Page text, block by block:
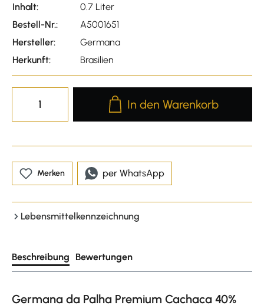
Inhalt:
0.7 Liter
Bestell-Nr.:
A5001651
Hersteller:
Germana
Herkunft:
Brasilien
Produkt Anzahl: Gib den
In den Warenkorb
Merken per WhatsApp
Lebensmittelkennzeichnung
Beschreibung Bewertungen
Germana da Palha Premium Cachaca 40%